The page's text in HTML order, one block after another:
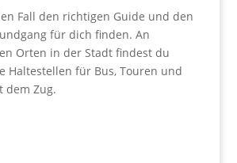
Fall den richtigen Guide und den
für dich finden. An
Orten in der Stadt findest du
Haltestellen für Bus, Touren und
dem Zug.